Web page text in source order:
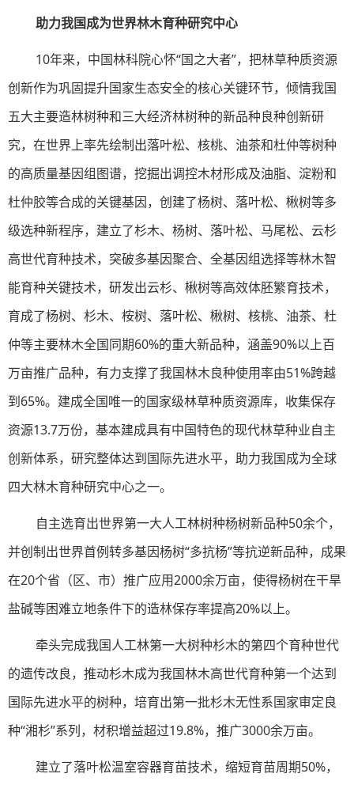
助力我国成为世界林木育种研究中心
10年来，中国林科院心怀“国之大者”，把林草种质资源
创新作为巩固提升国家生态安全的核心关键环节，倾情我国
五大主要造林树种和三大经济林树种的新品种良种创新研
究，在世界上率先绘制出落叶松、核桃、油茶和杜仲等树种
的高质量基因组图谱，挖掘出调控木材形成及油脂、淀粉和
杜仲胶等合成的关键基因，创建了杨树、落叶松、楸树等多
级选种新程序，建立了杉木、杨树、落叶松、马尾松、云杉
高世代育种技术，突破多基因聚合、全基因组选择等林木智
能育种关键技术，研发出云杉、楸树等高效体胚繁育技术，
育成了杨树、杉木、桉树、落叶松、楸树、核桃、油茶、杜
仲等主要林木全国同期60%的重大新品种，涵盖90%以上百
万亩推广品种，有力支撑了我国林木良种使用率由51%跨越
到65%。建成全国唯一的国家级林草种质资源库，收集保存
资源13.7万份，基本建成具有中国特色的现代林草种业自主
创新体系，研究整体达到国际先进水平，助力我国成为全球
四大林木育种研究中心之一。
自主选育出世界第一大人工林树种杨树新品种50余个，
并创制出世界首例转多基因杨树“多抗杨”等抗逆新品种，成果
在20个省（区、市）推广应用2000余万亩，使得杨树在干旱
盐碱等困难立地条件下的造林保存率提高20%以上。
牵头完成我国人工林第一大树种杉木的第四个育种世代
的遗传改良，推动杉木成为我国林木高世代育种第一个达到
国际先进水平的树种，培育出第一批杉木无性系国家审定良
种“湘杉”系列，材积增益超过19.8%，推广3000余万亩。
建立了落叶松温室容器育苗技术，缩短育苗周期50%，